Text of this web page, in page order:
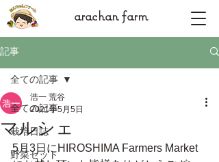
arachan farm
記事
全ての記事
栽培日誌
野菜セット
全ての記事
マルシェ
浩一 荒谷
2021年5月5日
5月3日にHIROSHIMA Farmers Market